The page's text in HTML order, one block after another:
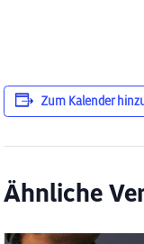
Zum Kalender
Ähnliche